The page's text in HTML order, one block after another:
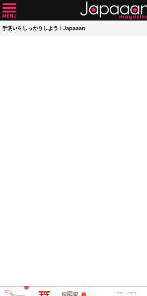
手洗いをしっかりしよう！Japaaan